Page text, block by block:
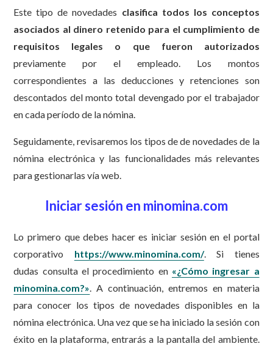
Este tipo de novedades clasifica todos los conceptos
asociados al dinero retenido para el cumplimiento de
requisitos legales o que fueron autorizados
previamente por el empleado. Los montos
correspondientes a las deducciones y retenciones son
descontados del monto total devengado por el trabajador
en cada período de la nómina.
Seguidamente, revisaremos los tipos de de novedades de la
nómina electrónica y las funcionalidades más relevantes
para gestionarlas vía web.
Iniciar sesión en minomina.com
Lo primero que debes hacer es iniciar sesión en el portal
corporativo https://www.minomina.com/. Si tienes
dudas consulta el procedimiento en «¿Cómo ingresar a
minomina.com?». A continuación, entremos en materia
para conocer los tipos de novedades disponibles en la
nómina electrónica. Una vez que se ha iniciado la sesión con
éxito en la plataforma, entrarás a la pantalla del ambiente.